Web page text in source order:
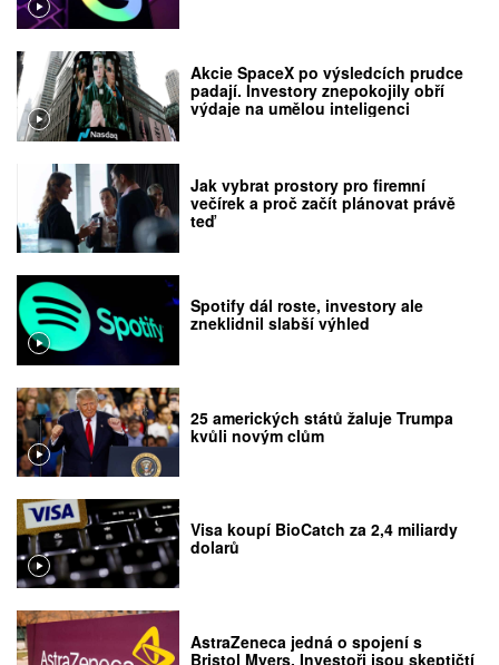
Akcie SpaceX po výsledcích prudce
padají. Investory znepokojily obří
výdaje na umělou inteligenci
Jak vybrat prostory pro firemní
večírek a proč začít plánovat právě
teď
Spotify dál roste, investory ale
zneklidnil slabší výhled
25 amerických států žaluje Trumpa
kvůli novým clům
Visa koupí BioCatch za 2,4 miliardy
dolarů
AstraZeneca jedná o spojení s
Bristol Myers. Investoři jsou skeptičtí